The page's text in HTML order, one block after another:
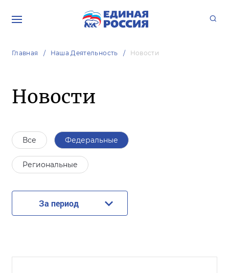
Главная Наша Деятельность Новости
Новости
Все Федеральные
Региональные
За период